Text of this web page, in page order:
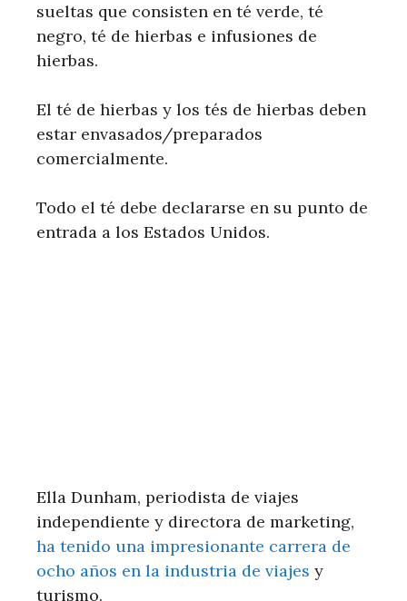
sueltas que consisten en té verde, té
negro, té de hierbas e infusiones de
hierbas.
El té de hierbas y los tés de hierbas deben
estar envasados/preparados
comercialmente.
Todo el té debe declararse en su punto de
entrada a los Estados Unidos.
Ella Dunham, periodista de viajes
independiente y directora de marketing,
ha tenido una impresionante carrera de
ocho años en la industria de viajes y
turismo.